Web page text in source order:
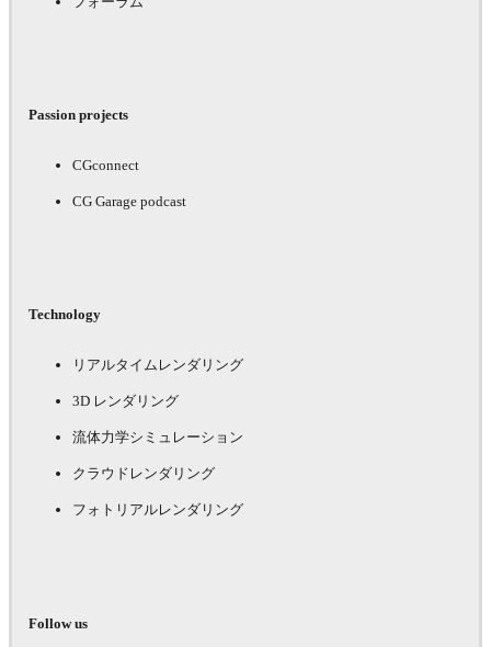
Passion projects
CGconnect
CG Garage podcast
Technology
リアルタイムレンダリング
3D レンダリング
流体力学シミュレーション
クラウドレンダリング
フォトリアルレンダリング
Follow us